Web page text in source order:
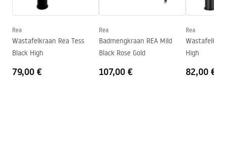
Coatingtechnologie
Aansluitdiameter:
Garantie
5 jaar
Veiligheidsinformatie
Rea
Wastafelkraan Rea Tess
Black High
79,00 €
Rea
Badmengkraan REA Mild
Black Rose Gold
107,00 €
Rea
High
82,00 €